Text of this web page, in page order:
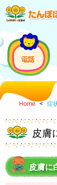
Home < 症
皮膚
皮膚に